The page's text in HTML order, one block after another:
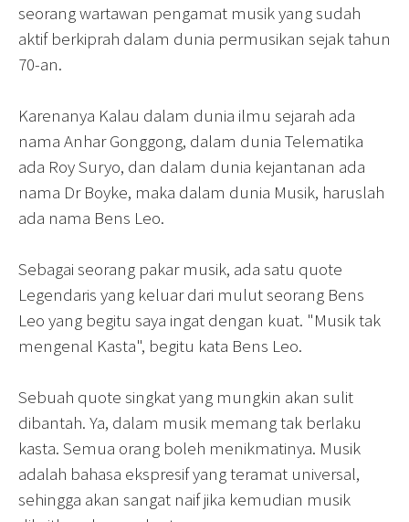
seorang wartawan pengamat musik yang sudah
aktif berkiprah dalam dunia permusikan sejak tahun
70-an.
Karenanya Kalau dalam dunia ilmu sejarah ada
nama Anhar Gonggong, dalam dunia Telematika
ada Roy Suryo, dan dalam dunia kejantanan ada
nama Dr Boyke, maka dalam dunia Musik, haruslah
ada nama Bens Leo.
Sebagai seorang pakar musik, ada satu quote
Legendaris yang keluar dari mulut seorang Bens
Leo yang begitu saya ingat dengan kuat. "Musik tak
mengenal Kasta", begitu kata Bens Leo.
Sebuah quote singkat yang mungkin akan sulit
dibantah. Ya, dalam musik memang tak berlaku
kasta. Semua orang boleh menikmatinya. Musik
adalah bahasa ekspresif yang teramat universal,
sehingga akan sangat naif jika kemudian musik